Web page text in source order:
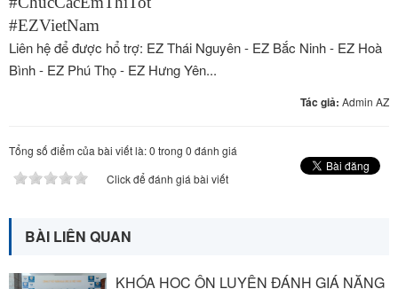
#EZVietNam
Liên hệ để được hổ trợ: EZ Thái Nguyên - EZ Bắc Ninh - EZ Hoà
Bình - EZ Phú Thọ - EZ Hưng Yên...
Tác giả: Admin AZ
Tổng số điểm của bài viết là: 0 trong 0 đánh giá
Click để đánh giá bài viết
BÀI LIÊN QUAN
KHÓA HỌC ÔN LUYỆN ĐÁNH GIÁ NĂNG